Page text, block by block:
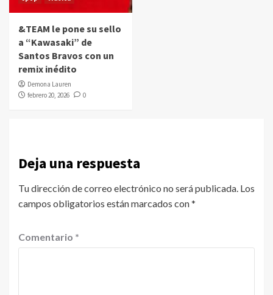
&TEAM le pone su sello
a “Kawasaki” de
Santos Bravos con un
remix inédito
Demona Lauren
febrero 20, 2026
0
Deja una respuesta
Tu dirección de correo electrónico no será publicada. Los
campos obligatorios están marcados con*
Comentario *